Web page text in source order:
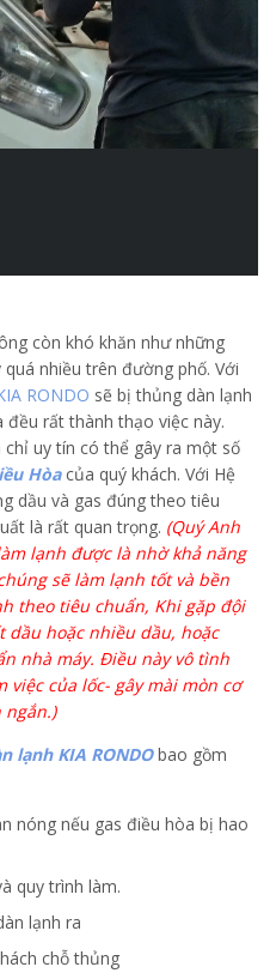
còn khó khăn như những
nhiều trên đường phố. Với
RONDO sẽ bị thủng dàn lạnh
đều rất thành thạo việc này.
uy tín có thể gây ra một số
Hòacủa quý khách. Với Hệ
dầu và gas đúng theo tiêu
là rất quan trọng. (Quý Anh
lạnh được là nhờ khả năng
sẽ làm lạnh tốt và bền
theo tiêu chuẩn, Khi gặp đội
dầu hoặc nhiều dầu, hoặc
nhà máy. Điều này vô tình
của lốc- gây mài mòn cơ
ngắn.)
lạnh KIA RONDObao gồm
nóng nếu gas điều hòa bị hao
quy trình làm.
lạnh ra
chỗ thủng